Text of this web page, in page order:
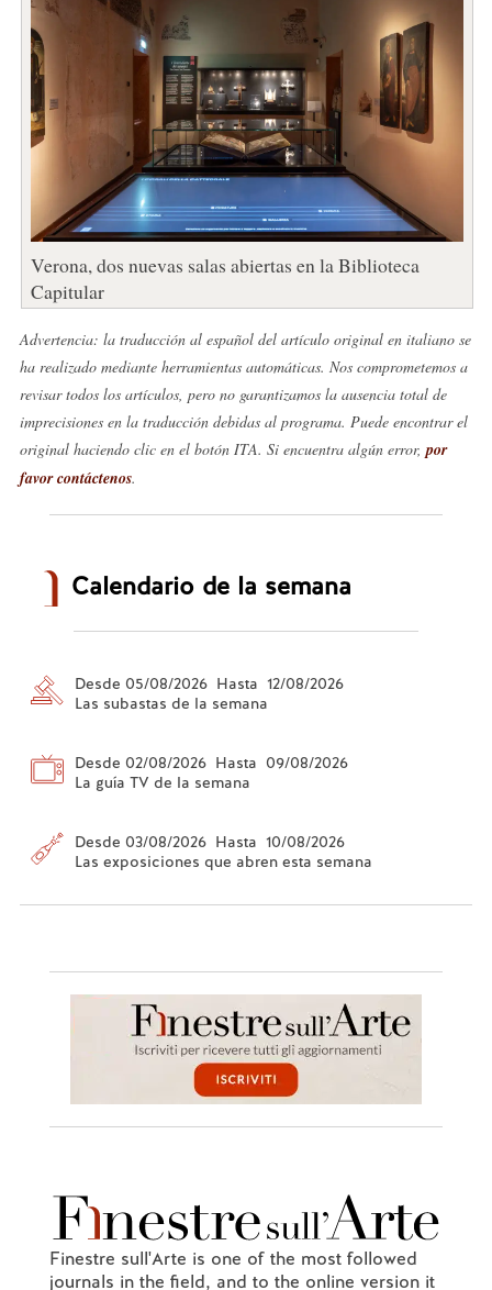
Verona, dos nuevas salas abiertas en la Biblioteca
Capitular
Advertencia: la traducción al español del artículo original en italiano se
ha realizado mediante herramientas automáticas. Nos comprometemos a
revisar todos los artículos, pero no garantizamos la ausencia total de
imprecisiones en la traducción debidas al programa. Puede encontrar el
original haciendo clic en el botón ITA. Si encuentra algún error,por
favor contáctenos.
Calendario de la semana
Desde 05/08/2026 Hasta 12/08/2026
Las subastas de la semana
Desde 02/08/2026 Hasta 09/08/2026
La guía TV de la semana
Desde 03/08/2026 Hasta 10/08/2026
Las exposiciones que abren esta semana
Finestre sull'Arte is one of the most followed
journals in the field, and to the online version it